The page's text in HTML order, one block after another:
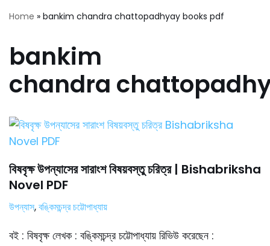
Home » bankim chandra chattopadhyay books pdf
bankim
chandra
বিষবৃক্ষ উপন্যাসের সারাংশ বিষয়বস্তু চরিত্র | Bishabriksha
Novel PDF
উপন্যাস,বঙ্কিমচন্দ্র চট্টোপাধ্যায়
বই : বিষবৃক্ষ লেখক : বঙ্কিমচন্দ্র চট্টোপাধ্যায় রিভিউ করেছেন :